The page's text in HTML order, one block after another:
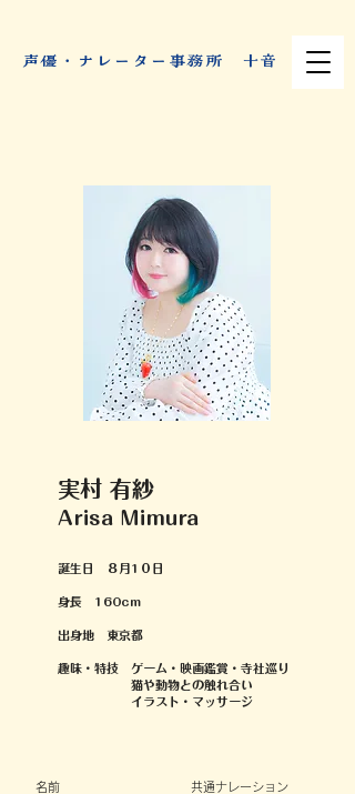
​声優・ナレーター事務所 十音
実村 有紗
Arisa Mimura
誕生日 ８月1０日
身長 160cm
出身地 東京都
趣味・特技 ゲーム・映画鑑賞・寺社巡り
​ 猫や動物との触れ合い
イラスト・マッサージ
​名前 共通ナレーション